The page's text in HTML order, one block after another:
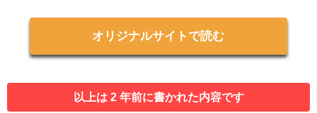
オリジナルサイトで読む
以上は 2 年前に書かれた内容です